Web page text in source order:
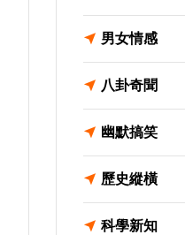
男女情感
八卦奇聞
幽默搞笑
歷史縱橫
科學新知